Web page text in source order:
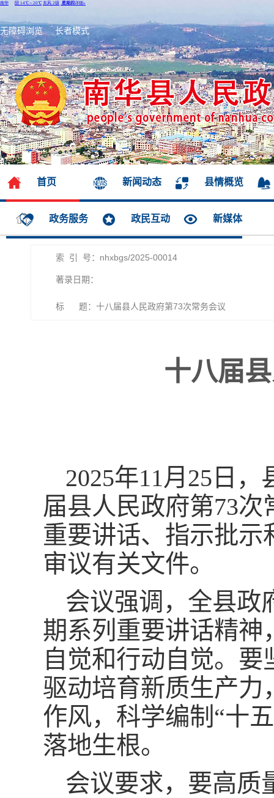
无障碍浏览 长者模式
首页 新闻动态 县情概览
政务服务 政民互动 新媒体
索 引 号：nhxbgs/2025-00014
著录日期：
标 题：十八届县人民政府第73次常务会议
十八届
2025年11月25日
届县人民政府第73
重要讲话、指示批
审议有关文件。
会议强调，全县政
期系列重要讲话精神
自觉和行动自觉。
驱动培育新质生产力
作风，科学编制“十
落地生根。
会议要求，要高质